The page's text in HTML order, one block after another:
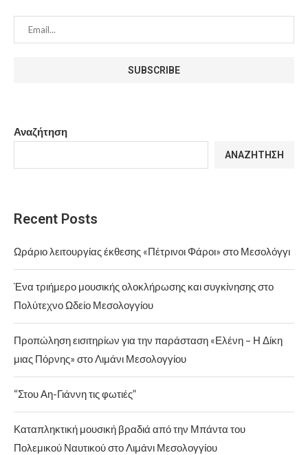
Αναζήτηση
ΑΝΑΖΉΤΗΣΗ
Recent Posts
Ωράριο λειτουργίας έκθεσης «Πέτρινοι Φάροι» στο Μεσολόγγι
Ένα τριήμερο μουσικής ολοκλήρωσης και συγκίνησης στο
Πολύτεχνο Ωδείο Μεσολογγίου
Προπώληση εισιτηρίων για την παράσταση «Ελένη – Η Δίκη
μιας Πόρνης» στο Λιμάνι Μεσολογγίου
“Στου Αη-Γιάννη τις φωτιές”
Καταπληκτική μουσική βραδιά από την Μπάντα του
Πολεμικού Ναυτικού στο Λιμάνι Μεσολογγίου